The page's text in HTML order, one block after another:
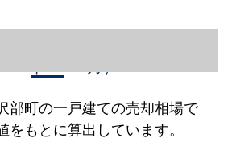
部町の一戸建ての売却相場で
もとに算出しています。